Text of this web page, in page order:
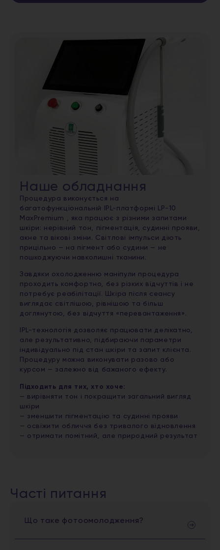
Наше обладнання
Процедура виконується на
багатофункціональній IPL-платформі LP-10
MaxPremium , яка працює з різними запитами
шкіри: нерівний тон, пігментація, судинні прояви,
акне та вікові зміни. Світлові імпульси діють
прицільно — на пігмент або судини — не
пошкоджуючи навколишні тканини.
Завдяки охолодженню маніпули процедура
проходить комфортно, без різких відчуттів і не
потребує реабілітації. Шкіра після сеансу
виглядає світлішою, рівнішою та більш
доглянутою, без відчуття «перевантаження».
IPL-технологія дозволяє працювати делікатно,
але результативно, підбираючи параметри
індивідуально під стан шкіри та запит клієнта.
Процедуру можна виконувати разово або
курсом — залежно від бажаного ефекту.
Підходить для тих, хто хоче:
— вирівняти тон і покращити загальний вигляд
шкіри
— зменшити пігментацію та судинні прояви
— освіжити обличчя без тривалого відновлення
— отримати помітний, але природний результат
Часті питання
Що таке фотоомолодження?